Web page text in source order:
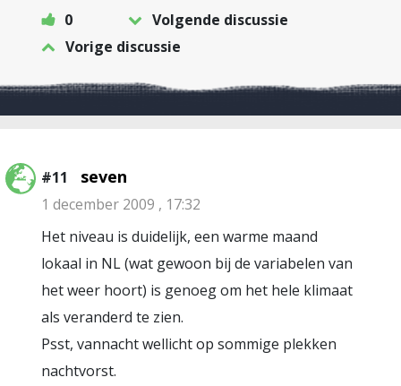
0
Volgende discussie
Vorige discussie
#11 seven
1 december 2009 , 17:32
Het niveau is duidelijk, een warme maand
lokaal in NL (wat gewoon bij de variabelen van
het weer hoort) is genoeg om het hele klimaat
als veranderd te zien.
Psst, vannacht wellicht op sommige plekken
nachtvorst.